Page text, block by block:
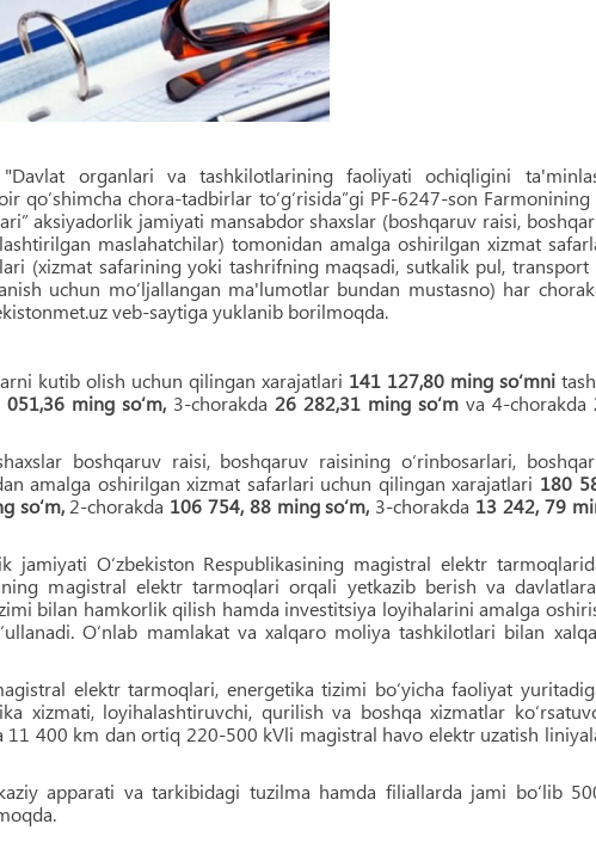
organlari va tashkilotlarining faoliyati ochiqligini
chora-tadbirlar to‘g‘risida”gi PF-6247-son
aksiyadorlik jamiyati mansabdor shaxslar (boshqaruv raisi,
maslahatchilar) tomonidan amalga oshirilgan xizmat
(xizmat safarining yoki tashrifning maqsadi, sutkalik pul, transport
uchun mo‘ljallangan ma'lumotlar bundan mustasno) har
veb-saytiga yuklanib borilmoqda.
kutib olish uchun qilingan xarajatlari 141 127,80 ming so‘mni
051,36 ming so‘m, 3-chorakda 26 282,31 ming so‘m va 4-chorakda
boshqaruv raisi, boshqaruv raisining o‘rinbosarlari,
amalga oshirilgan xizmat safarlari uchun qilingan xarajatlari 180
so‘m, 2-chorakda 106 754, 88 ming so‘m, 3-chorakda 13 242, 79
jamiyati O‘zbekiston Respublikasining magistral elektr
magistral elektr tarmoqlari orqali yetkazib berish va
bilan hamkorlik qilish hamda investitsiya loyihalarini amalga
O‘nlab mamlakat va xalqaro moliya tashkilotlari bilan
elektr tarmoqlari, energetika tizimi bo‘yicha faoliyat
xizmati, loyihalashtiruvchi, qurilish va boshqa xizmatlar
400 km dan ortiq 220-500 kVli magistral havo elektr uzatish
apparati va tarkibidagi tuzilma hamda filiallarda jami bo‘lib